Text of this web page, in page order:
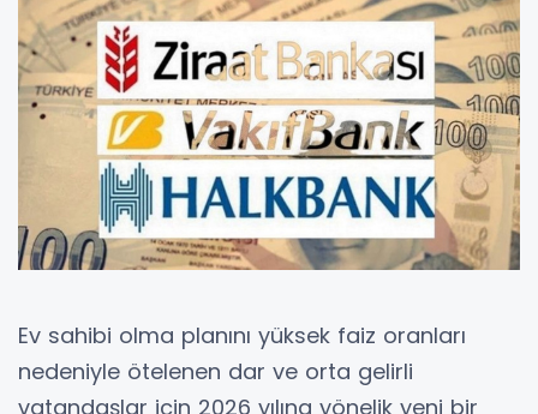
Ev sahibi olma planını yüksek faiz oranları
nedeniyle ötelenen dar ve orta gelirli
vatandaşlar için 2026 yılına yönelik yeni bir